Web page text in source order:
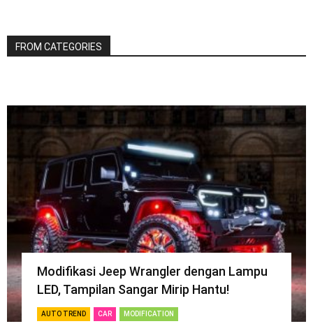
FROM CATEGORIES
Modifikasi Jeep Wrangler dengan Lampu
LED, Tampilan Sangar Mirip Hantu!
AUTO TREND CAR MODIFICATION